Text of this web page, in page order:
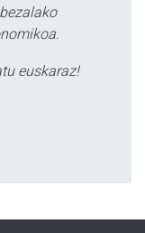
euskaraz!